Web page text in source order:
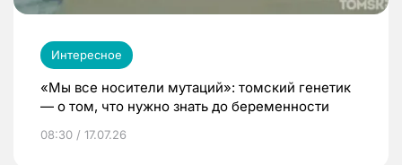
Интересное
«Мы все носители мутаций»: томский генетик
— о том, что нужно знать до беременности
08:30 / 17.07.26